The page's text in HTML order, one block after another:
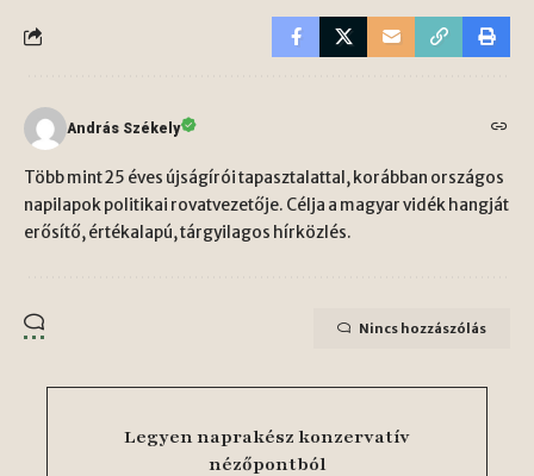
András Székely
Több mint 25 éves újságírói tapasztalattal, korábban országos
napilapok politikai rovatvezetője. Célja a magyar vidék hangját
erősítő, értékalapú, tárgyilagos hírközlés.
Nincs hozzászólás
Legyen naprakész konzervatív
nézőpontból